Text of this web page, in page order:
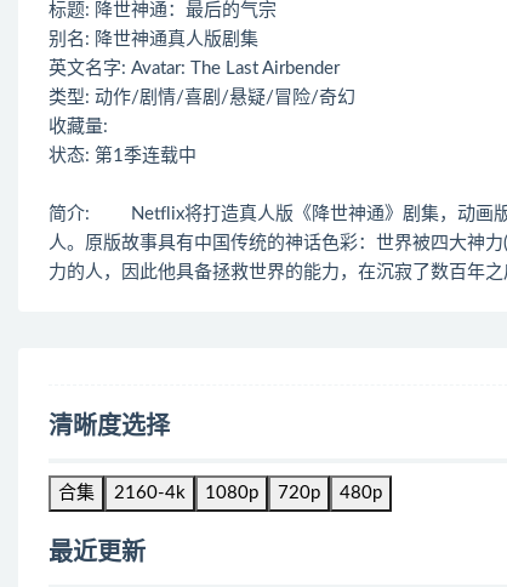
标题: 降世神通：最后的气宗
别名: 降世神通真人版剧集
英文名字: Avatar: The Last Airbender
类型: 动作/剧情/喜剧/悬疑/冒险/奇幻
收藏量:
状态: 第1季连载中
简介: Netflix将打造真人版《降世神通》剧集，动画版
人。原版故事具有中国传统的神话色彩：世界被四大神
力的人，因此他具备拯救世界的能力，在沉寂了数百年
清晰度选择
合集 2160-4k 1080p 720p 480p
最近更新